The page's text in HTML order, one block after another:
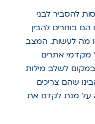
להסביר לבני
בוחרים להבין
מה לעשות. המצב
מקדמי אתרים
לשלב מילות
שהם צריכים
על מנת לקדם את